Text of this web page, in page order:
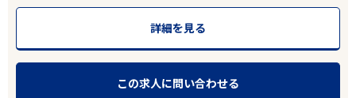
詳細を見る
この求人に問い合わせる